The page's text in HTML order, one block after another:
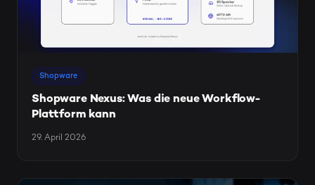
Shopware
Shopware Nexus: Was die neue Workflow-
Plattform kann
29. April 2026